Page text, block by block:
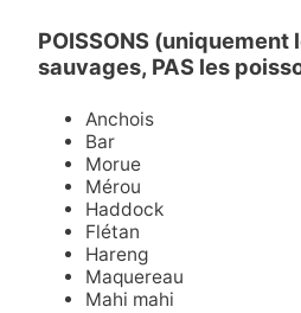
POISSONS (uniquement
sauvages, PAS les
Anchois
Bar
Morue
Mérou
Haddock
Flétan
Hareng
Maquereau
Mahi mahi